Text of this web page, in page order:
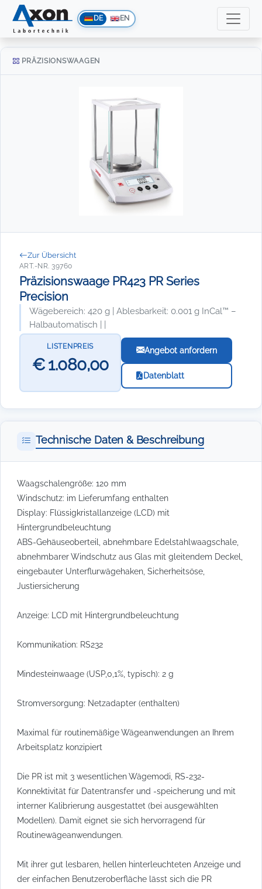
DE EN
PRÄZISIONSWAAGEN
Zur Übersicht
ART.-NR. 39760
Präzisionswaage PR423 PR Series
Precision
Wägebereich: 420 g | Ablesbarkeit: 0.001 g InCal™ –
Halbautomatisch | |
LISTENPREIS
€ 1.080,00
Angebot anfordern
Datenblatt
Technische Daten & Beschreibung
Waagschalengröße: 120 mm
Windschutz: im Lieferumfang enthalten
Display: Flüssigkristallanzeige (LCD) mit
Hintergrundbeleuchtung
ABS-Gehäuseoberteil, abnehmbare Edelstahlwaagschale,
abnehmbarer Windschutz aus Glas mit gleitendem Deckel,
eingebauter Unterflurwägehaken, Sicherheitsöse,
Justiersicherung
Anzeige: LCD mit Hintergrundbeleuchtung
Kommunikation: RS232
Mindesteinwaage (USP,0,1%, typisch): 2 g
Stromversorgung: Netzadapter (enthalten)
Maximal für routinemäßige Wägeanwendungen an Ihrem
Arbeitsplatz konzipiert
Die PR ist mit 3 wesentlichen Wägemodi, RS-232-
Konnektivität für Datentransfer und -speicherung und mit
interner Kalibrierung ausgestattet (bei ausgewählten
Modellen). Damit eignet sie sich hervorragend für
Routinewägeanwendungen.
Mit ihrer gut lesbaren, hellen hinterleuchteten Anzeige und
der einfachen Benutzeroberfläche lässt sich die PR